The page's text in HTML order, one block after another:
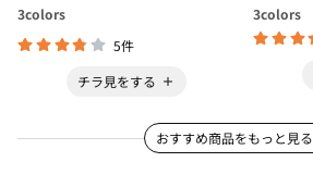
3colors
5件
チラ見をする
3colors
おすすめ商品をもっと見る